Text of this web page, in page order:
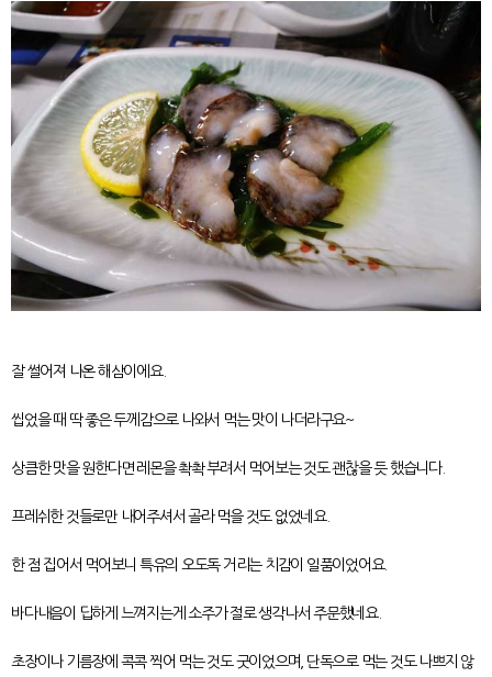
잘 썰어져 나온 해삼이에요.
씹었을 때 딱 좋은 두께감으로 나와서 먹는 맛이 나더라구요~
상큼한 맛을 원한다면 레몬을 촥촥 부려서 먹어보는 것도 괜찮을 듯 했습니다.
프레쉬한 것들로만 내어주셔서 골라 먹을 것도 없었네요.
한 점 집어서 먹어보니 특유의 오도독 거리는 치감이 일품이었어요.
바다내음이 딥하게 느껴지는게 소주가 절로 생각나서 주문했네요.
초장이나 기름장에 콕콕 찍어 먹는 것도 굿이었으며, 단독으로 먹는 것도 나쁘지 않